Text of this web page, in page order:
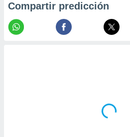
Compartir predicción